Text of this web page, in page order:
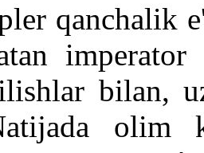
qanchalik
imperator
bilan,
olim